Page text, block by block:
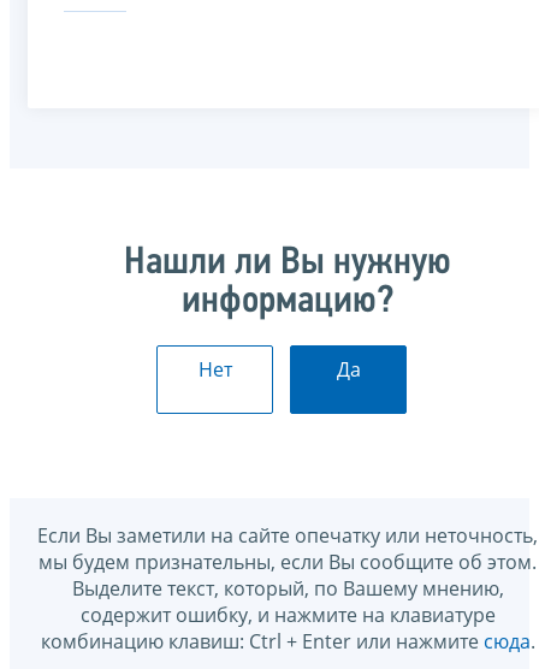
Нашли ли Вы нужную
информацию?
Нет Да
Если Вы заметили на сайте опечатку или неточность,
мы будем признательны, если Вы сообщите об этом.
Выделите текст, который, по Вашему мнению,
содержит ошибку, и нажмите на клавиатуре
комбинацию клавиш: Ctrl + Enter или нажмите сюда.